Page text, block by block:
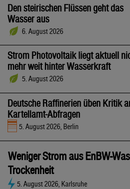
Den steirischen Flüssen geht das
Wasser aus
6. August 2026
Strom Photovoltaik liegt aktuell
mehr weit hinter Wasserkraft
5. August 2026
Deutsche Raffinerien üben Kritik
Kartellamt-Abfragen
5. August 2026, Berlin
Weniger Strom aus EnBW-
Trockenheit
5. August 2026, Karlsruhe